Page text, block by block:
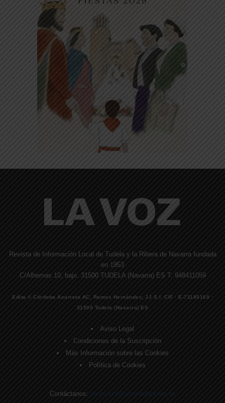
Revista de Información Local de Tudela y la Ribera de Navarra fundada
en 1953
C/Alhemas 10, bajo. 31500 TUDELA (Navarra) ES T. 948411059
Edita © Córdoba Acarreta AC, Ramos Hernández, JJ S.I. CIF · E-71185169 ·
31500 Tudela (Navarra) ES
Aviso Legal
Condiciones de la Suscripción
Más Información sobre las Cookies
Política de Cookies
Contáctanos: direccion@lavozdelaribera.es